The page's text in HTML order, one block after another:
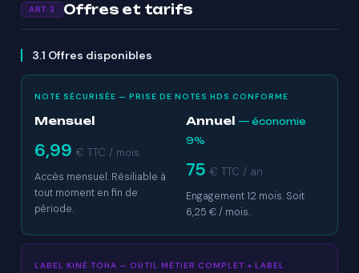
ART. 3 Offres et tarifs
3.1 Offres disponibles
NOTE SÉCURISÉE — PRISE DE NOTES HDS CONFORME
Mensuel
6,99 € TTC / mois
Accès mensuel. Résiliable à
tout moment en fin de
période.
Annuel — économie
9%
75 € TTC / an
Engagement 12 mois. Soit
6,25 € / mois.
LABEL KINÉ TOHA — OUTIL MÉTIER COMPLET + LABEL